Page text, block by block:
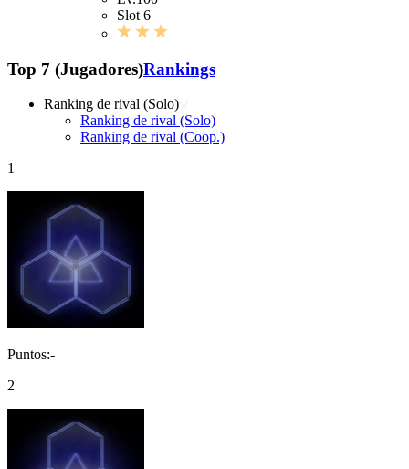
Slot 6
Top 7 (Jugadores)Rankings
Ranking de rival (Solo)
Ranking de rival (Solo)
Ranking de rival (Coop.)
1
Puntos:-
2